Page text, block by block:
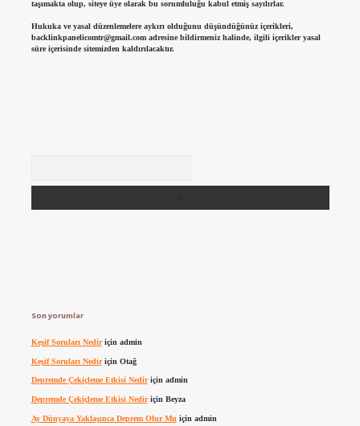
taşımakta olup, siteye üye olarak bu sorumluluğu kabul etmiş sayılırlar.
Hukuka ve yasal düzenlemelere aykırı olduğunu düşündüğünüz içerikleri,
backlinkpanelicomtr@gmail.comadresine bildirmeniz halinde, ilgili içerikler yasal
süre içerisinde sitemizden kaldırılacaktır.
Son yorumlar
Keşif Soruları Nediriçin admin
Keşif Soruları Nediriçin Otağ
Depremde Çekiçleme Etkisi Nediriçin admin
Depremde Çekiçleme Etkisi Nediriçin Beyza
Ay Dünyaya Yaklaşınca Deprem Olur Mu için admin